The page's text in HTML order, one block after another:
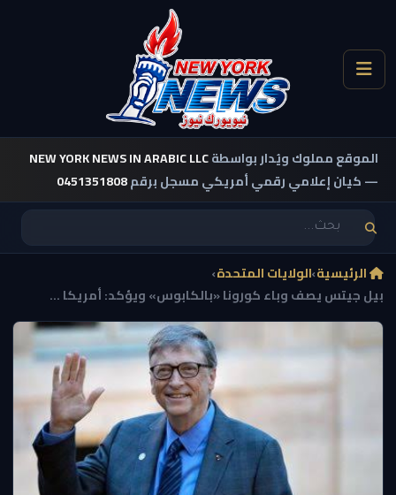
الموقع مملوك ويُدار بواسطةNEW YORK NEWS IN ARABIC LLC
— كيان إعلامي رقمي أمريكي مسجل برقم0451351808
الرئيسية›الولايات المتحدة›
بيل جيتس يصف وباء كورونا «بالكابوس» ويؤكد: أمريكا ...